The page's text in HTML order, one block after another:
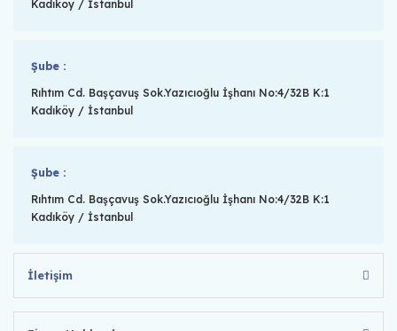
Kadıköy / İstanbul
Şube :
Rıhtım Cd. Başçavuş Sok.Yazıcıoğlu İşhanı No:4/32B K:1
Kadıköy / İstanbul
Şube :
Rıhtım Cd. Başçavuş Sok.Yazıcıoğlu İşhanı No:4/32B K:1
Kadıköy / İstanbul
İletişim